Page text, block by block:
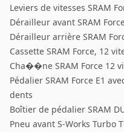
Leviers de vitesses SRAM
Dérailleur avant SRAM
Dérailleur arrière SRAM
Cassette SRAM Force, 12
Cha��ne SRAM Force 12
Pédalier SRAM Force E1
dents
Boîtier de pédalier SRAM
Pneu avant S-Works Turbo